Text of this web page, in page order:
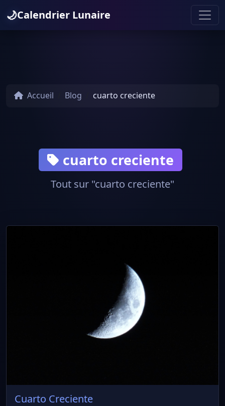
🌙Calendrier Lunaire
Accueil Blog cuarto creciente
cuarto creciente
Tout sur "cuarto creciente"
Cuarto Creciente